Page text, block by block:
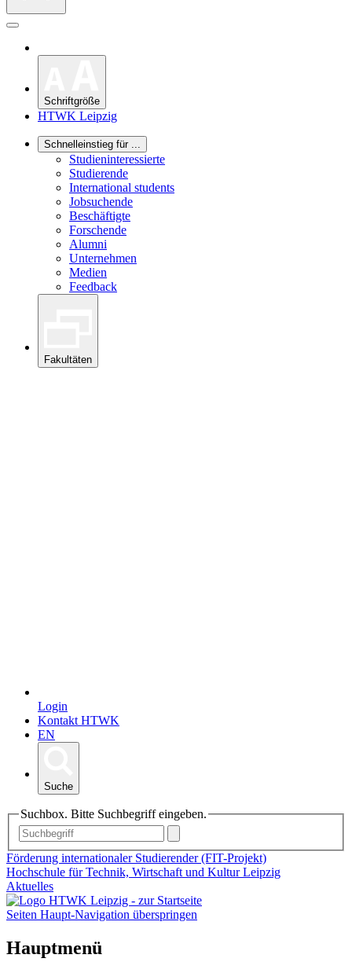
Schriftgröße
HTWK Leipzig
Schnelleinstieg für ...
Studieninteressierte
Studierende
International students
Jobsuchende
Beschäftigte
Forschende
Alumni
Unternehmen
Medien
Feedback
Fakultäten
Login
Kontakt HTWK
EN
Suche
Suchbox. Bitte Suchbegriff eingeben.
Förderung internationaler Studierender (FIT-Projekt)
Hochschule für Technik, Wirtschaft und Kultur Leipzig
Aktuelles
Seiten Haupt-Navigation überspringen
Hauptmenü